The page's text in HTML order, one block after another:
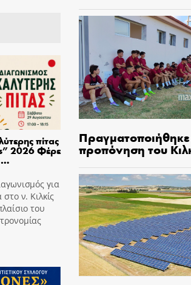
πίτας
2026 Φέρε
…
για
ν. Κιλκίς
του
προπόνηση του